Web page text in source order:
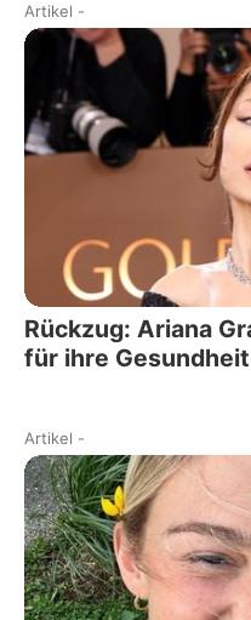
Artikel -
Rückzug: Ariana
für ihre Gesundheit
Artikel -